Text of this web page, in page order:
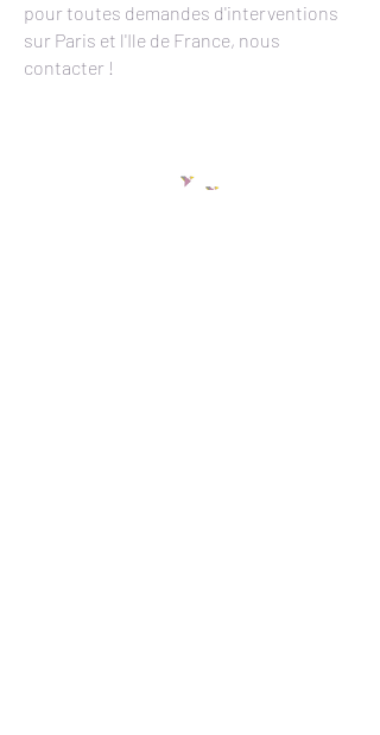
pour toutes demandes d'interventions
sur Paris et l'Ile de France, nous
contacter !